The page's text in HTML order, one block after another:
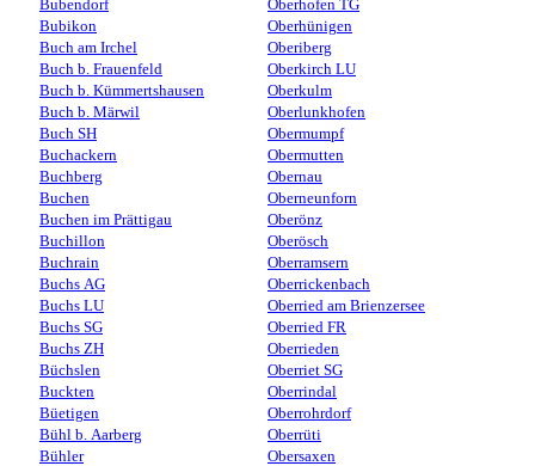
Bubendorf
Bubikon
Buch am Irchel
Buch b. Frauenfeld
Buch b. Kümmertshausen
Buch b. Märwil
Buch SH
Buchackern
Buchberg
Buchen
Buchen im Prättigau
Buchillon
Buchrain
Buchs AG
Buchs LU
Buchs SG
Buchs ZH
Büchslen
Buckten
Büetigen
Bühl b. Aarberg
Bühler
Oberhofen TG
Oberhünigen
Oberiberg
Oberkirch LU
Oberkulm
Oberlunkhofen
Obermumpf
Obermutten
Obernau
Oberneunforn
Oberönz
Oberösch
Oberramsern
Oberrickenbach
Oberried am Brienzersee
Oberried FR
Oberrieden
Oberriet SG
Oberrindal
Oberrohrdorf
Oberrüti
Obersaxen